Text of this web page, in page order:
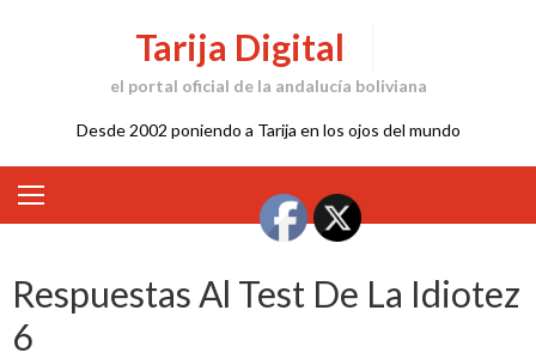
Tarija Digital
el portal oficial de la andalucía boliviana
Desde 2002 poniendo a Tarija en los ojos del mundo
Respuestas Al Test De La Idiotez
6